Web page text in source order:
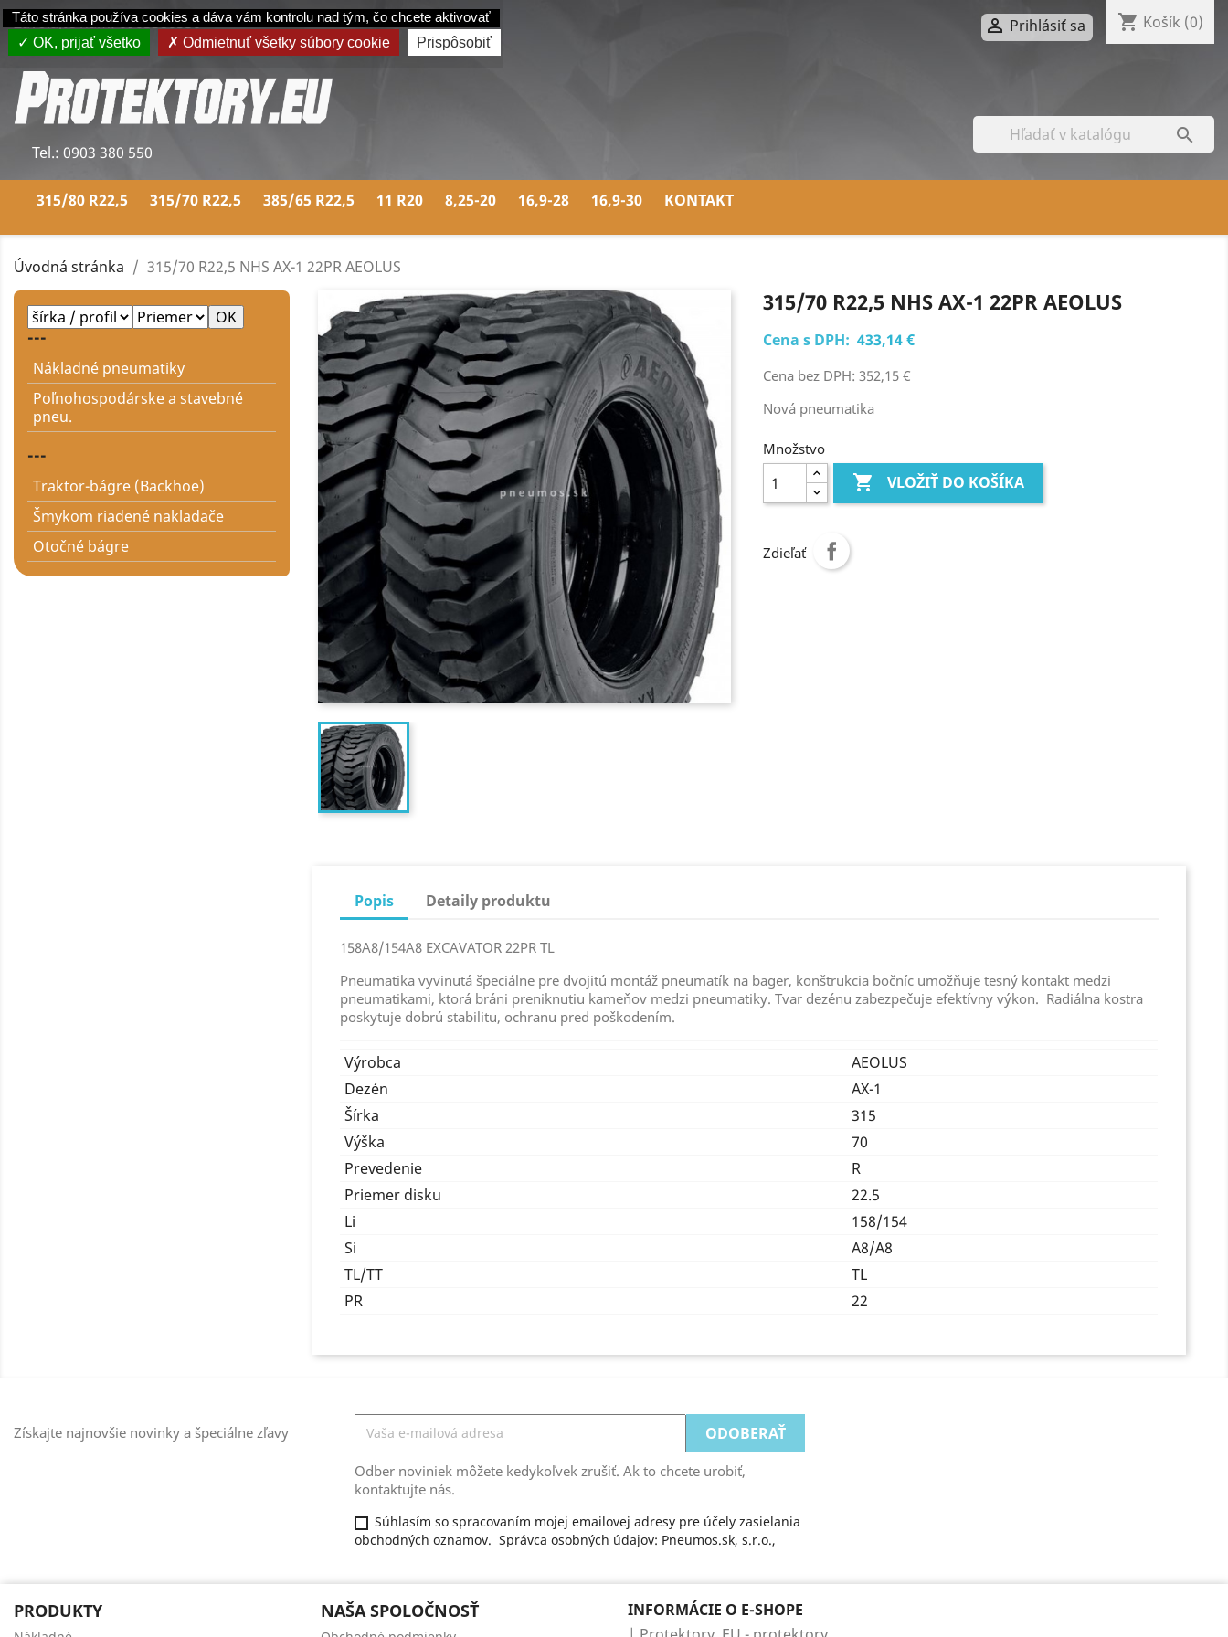
Zavolajte nám:0903380550  Prihlásiť sa shopping_cart Košík (0)
Tel.: 0903 380 550
315/80 R22,5 315/70 R22,5 385/65 R22,5 11 R20 8,25-20 16,9-28 16,9-30 KONTAKT

Úvodná stránka 315/70 R22,5 NHS AX-1 22PR AEOLUS
---
Nákladné pneumatiky
Poľnohospodárske a stavebné
pneu.
---
Traktor-bágre (Backhoe)
Šmykom riadené nakladače
Otočné bágre
315/70 R22,5 NHS AX-1 22PR AEOLUS
Cena s DPH: 433,14 €
Cena bez DPH: 352,15 €
Nová pneumatika
Množstvo
 VLOŽIŤ DO KOŠÍKA
Zdieľať
Popis Detaily produktu
158A8/154A8 EXCAVATOR 22PR TL
Pneumatika vyvinutá špeciálne pre dvojitú montáž pneumatík na bager, konštrukcia bočníc umožňuje tesný kontakt medzi
pneumatikami, ktorá bráni preniknutiu kameňov medzi pneumatiky. Tvar dezénu zabezpečuje efektívny výkon. Radiálna kostra
poskytuje dobrú stabilitu, ochranu pred poškodením.
Výrobca
AEOLUS
Dezén
AX-1
Šírka
315
Výška
70
Prevedenie
R
Priemer disku
22.5
Li
158/154
Si
A8/A8
TL/TT
TL
PR
22
Získajte najnovšie novinky a špeciálne zľavy
Odber noviniek môžete kedykoľvek zrušiť. Ak to chcete urobiť,
kontaktujte nás.
Súhlasím so spracovaním mojej emailovej adresy pre účely zasielania
obchodných oznamov. Správca osobných údajov: Pneumos.sk, s.r.o.,
PRODUKTY NAŠA SPOLOČNOSŤ
INFORMÁCIE O E-SHOPE
Panel riadenia súborov cookie
Táto stránka používa cookies a dáva vám kontrolu nad tým, čo chcete aktivovať
OK, prijať všetko
Odmietnuť všetky súbory cookie Prispôsobiť